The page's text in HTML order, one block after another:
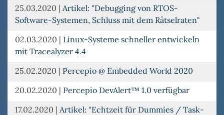
25.03.2020 | Artikel: "Debugging von RTOS-
Software-Systemen, Schluss mit dem Rätselraten"
02.03.2020 | Linux-Systeme schneller entwickeln
mit Tracealyzer 4.4
25.02.2020 | Percepio @ Embedded World 2020
20.02.2020 | Percepio DevAlert™ 1.0 verfügbar
17.02.2020 | Artikel: "Echtzeit für Dummies / Task-